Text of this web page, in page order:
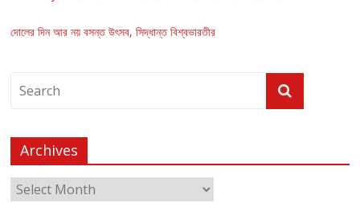
দোলের দিন আর নয় বসন্ত উৎসব, সিদ্ধান্ত বিশ্বভারতীর
Archives